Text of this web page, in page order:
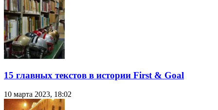
15 главных текстов в истории First & Goal
10 марта 2023, 18:02